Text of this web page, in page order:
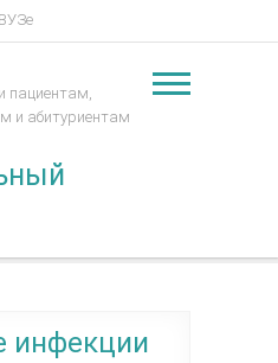
пациентам,
и абитуриентам
инфекции